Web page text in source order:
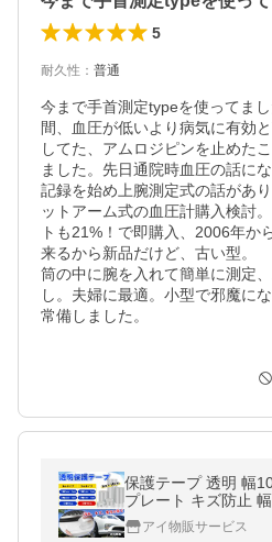
5
耐久性 ： 普通
今まで手首測定typeを使ってま
間、血圧が低いより病気に有効
してた、アムロジピンを止めた
ました。先日通院時血圧の話に
記録を始め上腕測定式の話があ
ットアーム式の血圧計購入検討
トも21%！で即購入、2006年か
来るから新品だけど、古い型。
筒の中に腕を入れて簡単に測定
し。夫婦に最適。小型で邪魔に
常備しました。
保護テープ 透明 幅
プレート キズ防止
プ 補修テープ サイド
アイ物販サービス